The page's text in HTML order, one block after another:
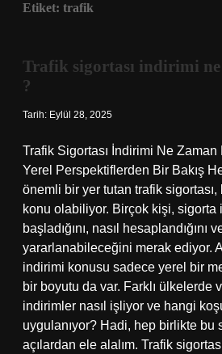
Etiket: trafik
Trafik sigortası indirimi
?
Tarih: Eylül 28, 2025
Trafik Sigortası İndirimi Ne Zaman
Yerel Perspektiflerden Bir Bakış
önemli bir yer tutan trafik sigortası,
konu olabiliyor. Birçok kişi, sigorta
başladığını, nasıl hesaplandığını
yararlanabileceğini merak ediyor.
indirimi konusu sadece yerel bir
bir boyutu da var. Farklı ülkelerde
indirimler nasıl işliyor ve hangi
uygulanıyor? Hadi, hep birlikte bu
açılardan ele alalım. Trafik